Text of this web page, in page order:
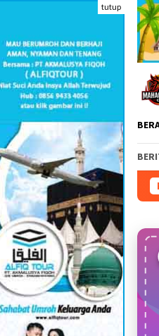
Loncat
konten
tutup
Susmanto Resmikan Pasar